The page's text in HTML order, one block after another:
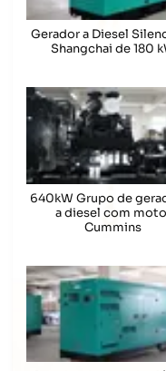
Gerador a Diesel
Shangchai de 180
640kW Grupo de
a diesel com
Cummins